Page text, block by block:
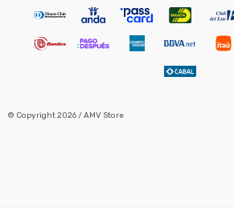
© Copyright 2026 / AMV Store